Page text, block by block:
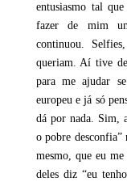
entusiasmo tal
fazer de mim
continuou.
queriam. Aí tive
para me ajudar
europeu e já só
dá por nada. Sim,
o pobre
mesmo, que eu
deles diz “eu